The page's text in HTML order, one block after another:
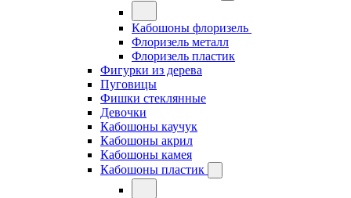
Кабошоны флоризель
Флоризель металл
Флоризель пластик
Фигурки из дерева
Пуговицы
Фишки стеклянные
Девочки
Кабошоны каучук
Кабошоны акрил
Кабошоны камея
Кабошоны пластик